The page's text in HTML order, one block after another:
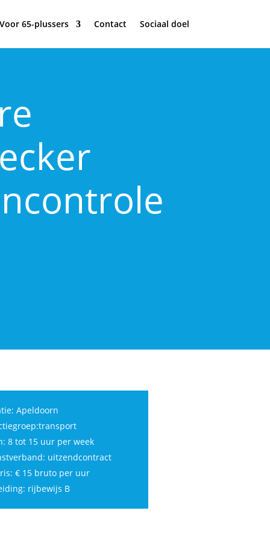
Voor 65-plussers Contact Sociaal doel
Apeldoorn
8 tot 15 uur per week
uitzendcontract
€ 15 bruto per uur
rijbewijs B